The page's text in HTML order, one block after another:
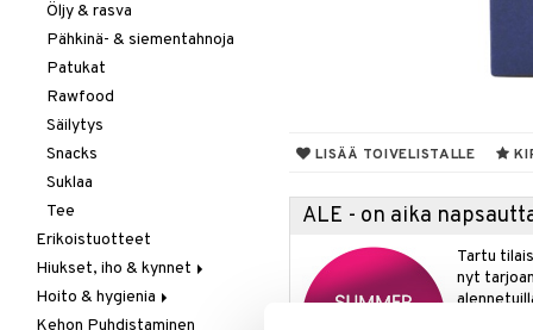
LISÄÄ TOIVELISTALLE
ALE - on aika
Tartu
nyt
Öljy & rasva
Pähkinä- & siementahnoja
Patukat
Rawfood
Säilytys
Snacks
Suklaa
Tee
Erikoistuotteet
Hiukset, iho & kynnet
Aurinko & pigmentti
Hiukset
Hoito & hygienia
Aurinkosuoja
Kehon Puhdistaminen